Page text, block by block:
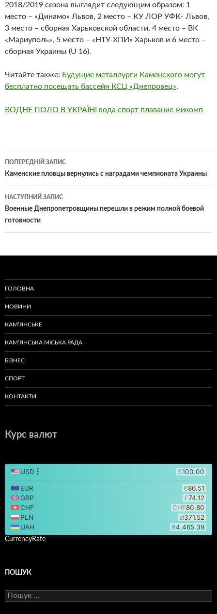
2018/2019 сезона выглядит следующим образом: 1
место – «Динамо» Львов, 2 место – КУ ЛОР УФК- Львов,
3 место – сборная Харьковской области, 4 место – ВК
«Мариуполь», 5 место – «НТУ-ХПИ» Харьков и 6 место –
сборная Украины (U 16).
Читайте также: Будущие металлурги Каменского могут
бесплатно посещать бассейн КСЦ «Днепровец».
ВОДНЕ ПОЛО В УКРАЇНІ вода спорт плавание микомп
Навігація
по
записам
ПОПЕРЕДНІЙ ЗАПИС
Каменские пловцы вернулись с наградами чемпионата Украины
НАСТУПНИЙ ЗАПИС
Военные Днепропетровщины перешли в режим полной боевой
готовности
ГОЛОВНА
НОВИНИ
КАМ’ЯНСЬКЕ
КАМ’ЯНСЬКА МІСЬКА РАДА
БІЗНЕС
СПОРТ
КОНТАКТИ
Курс валют
CurrencyRate
ПОШУК
Пошук: